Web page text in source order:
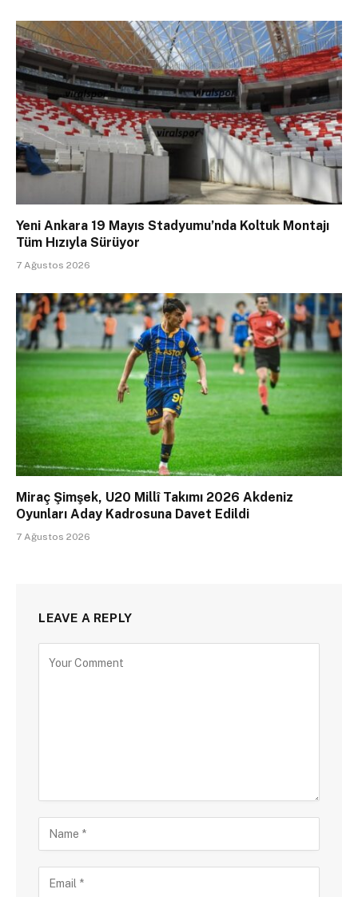
Yeni Ankara 19 Mayıs Stadyumu’nda Koltuk Montajı
Tüm Hızıyla Sürüyor
7 Ağustos 2026
Miraç Şimşek, U20 Millî Takımı 2026 Akdeniz
Oyunları Aday Kadrosuna Davet Edildi
7 Ağustos 2026
LEAVE A REPLY